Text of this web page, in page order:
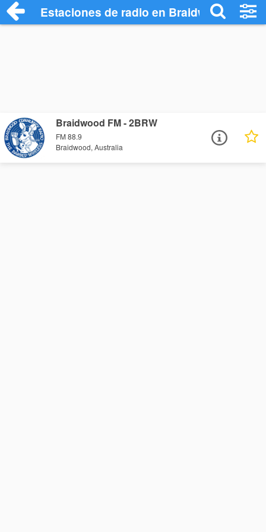
Estaciones de radio en Braidwood -
Braidwood FM - 2BRW
FM 88.9
Braidwood, Australia